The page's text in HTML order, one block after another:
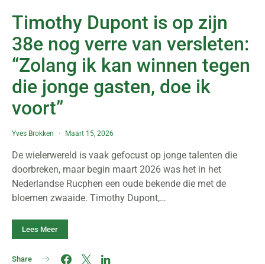
Timothy Dupont is op zijn
38e nog verre van versleten:
“Zolang ik kan winnen tegen
die jonge gasten, doe ik
voort”
Yves Brokken Maart 15, 2026
De wielerwereld is vaak gefocust op jonge talenten die
doorbreken, maar begin maart 2026 was het in het
Nederlandse Rucphen een oude bekende die met de
bloemen zwaaide. Timothy Dupont,…
Lees Meer
Share